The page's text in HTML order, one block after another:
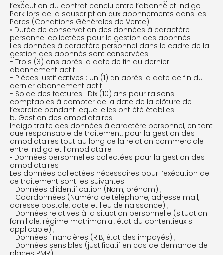
l’exécution du contrat conclu entre l’abonné et Indigo
Park lors de la souscription aux abonnements dans les
Parcs (Conditions Générales de Vente).
• Durée de conservation des données à caractère
personnel collectées pour la gestion des abonnés
Les données à caractère personnel dans le cadre de la
gestion des abonnés sont conservées :
- Trois (3) ans après la date de fin du dernier
abonnement actif
- Pièces justificatives : Un (1) an après la date de fin du
dernier abonnement actif
- Solde des factures : Dix (10) ans pour raisons
comptables à compter de la date de la clôture de
l’exercice pendant lequel elles ont été établies.
b. Gestion des amodiataires
Indigo traite des données à caractère personnel, en tant
que responsable de traitement, pour la gestion des
amodiataires tout au long de la relation commerciale
entre Indigo et l’amodiataire.
• Données personnelles collectées pour la gestion des
amodiataires
Les données collectées nécessaires pour l’exécution de
ce traitement sont les suivantes :
- Données d’identification (Nom, prénom) ;
- Coordonnées (Numéro de téléphone, adresse mail,
adresse postale, date et lieu de naissance) ;
- Données relatives à la situation personnelle (situation
familiale, régime matrimonial, état du contentieux si
applicable) ;
- Données financières (RIB, état des impayés) ;
- Données sensibles (justificatif en cas de demande de
places PMR) ;